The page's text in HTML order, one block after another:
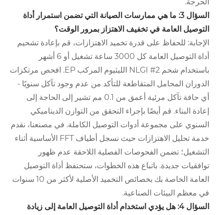
السؤال 3: ما هي ممارسات الصيانة التي تضمن استمرار أداة
التوصيل العامة في تخفيف الاهتزاز بمرور الوقت؟
الإجابة: للحفاظ على قدرة تخميد الاهتزازات، قم بإعادة تشحيم
أداة التوصيل العامة كل 3000 ساعة تشغيل أو 6 أشهر
باستخدام شحم NLGI #2 الليثيوم المركب EP. افحص مرتكزات
الدوران المحامل المتقاطعة للتأكد من عدم وجود تآكل سنويًا -
أي حافة تآكل مرئية أعمق من 0.1 مم تشير إلى الحاجة إلى
إعادة البناء. قم أيضًا بإجراء التحقق من التوازن الديناميكي
السنوي على مجموعة أدوات التوصيل الكاملة. في مصنعنا، نقدم
خدمة تحليل الاهتزازات حيث نسجل أطياف FFT الأساسية أثناء
التشغيل؛ تضمن الفحوصات الفصلية اللاحقة عدم ظهور
توافقيات جديدة. باتباع هذه الخطوات، ستحتفظ أداة التوصيل
العامة الخاصة بك بخصائص التخميد الأصلية لأكثر من 10 سنوات
في معظم البيئات الصناعية.
السؤال 4: هل يؤدي استخدام أداة التوصيل العامة إلى زيادة